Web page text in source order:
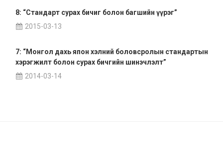
8: “Стандарт сурах бичиг болон багшийн үүрэг”
2015-03-13
7: “Монгол дахь япон хэлний боловсролын стандартын
хэрэгжилт болон сурах бичгийн шинэчлэлт”
2014-03-14